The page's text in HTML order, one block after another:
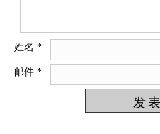
姓名 *
邮件 *